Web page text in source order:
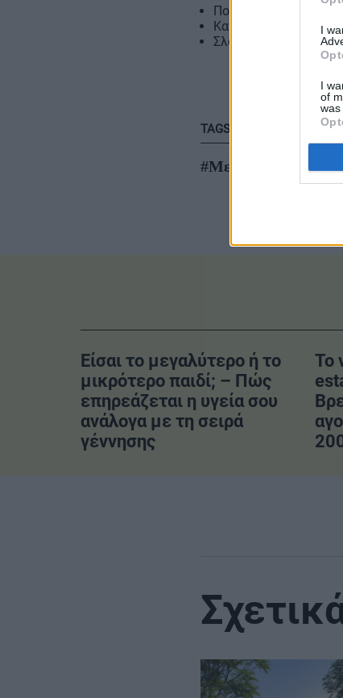
I
I
of
was
Πολωνία
Καναδάς
Σλοβακία
TAGS
#Μετεγκατάσταση
Είσαι το μεγαλύτερο ή το
μικρότερο παιδί; – Πώς
επηρεάζεται η υγεία σου
ανάλογα με τη σειρά
γέννησης
Το